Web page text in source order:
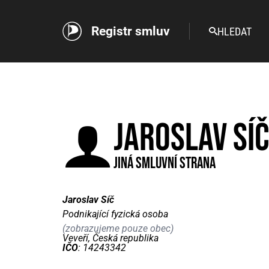
Registr smluv HLEDAT
Jaroslav Síč
Jiná smluvní strana
Jaroslav Síč
Podnikající fyzická osoba
(zobrazujeme pouze obec)
Veveří, Česká republika
IČO: 14243342